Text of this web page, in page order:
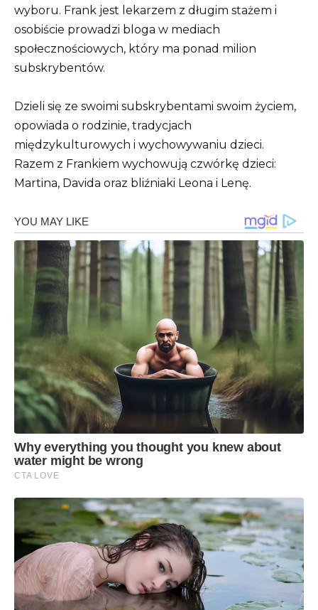
wyboru. Frank jest lekarzem z długim stażem i
osobiście prowadzi bloga w mediach
społecznościowych, który ma ponad milion
subskrybentów.
Dzieli się ze swoimi subskrybentami swoim życiem,
opowiada o rodzinie, tradycjach
międzykulturowych i wychowywaniu dzieci.
Razem z Frankiem wychowują czwórkę dzieci:
Martina, Davida oraz bliźniaki Leona i Lenę.